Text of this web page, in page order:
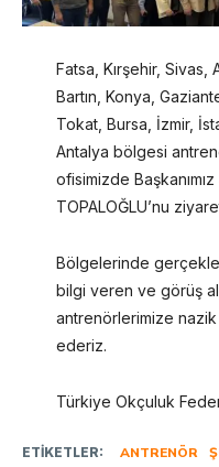
Fatsa, Kırşehir, Sivas,
Bartın, Konya,
Tokat, Bursa, İzmir,
Antalya bölgesi
ofisimizde
TOPALOĞLU’nu
Bölgelerinde
bilgi veren ve görüş
antrenörlerimize
ederiz.
Türkiye Okçuluk
ETIKETLER: ANTRENÖR